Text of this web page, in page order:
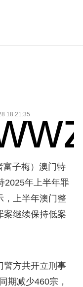
18:21:35
富子梅）澳门特
2025年上半年罪
，上半年澳门整
案继续保持低案
警方共开立刑事
期减少460宗，